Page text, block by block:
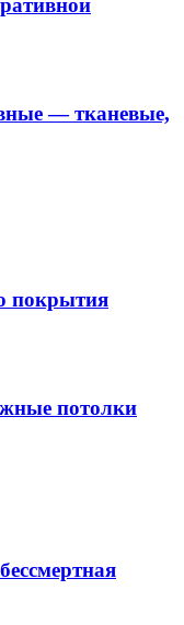
— тканевые,
покрытия
потолки